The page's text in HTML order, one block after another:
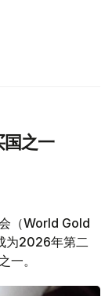
之一
（World Gold
为2026年第二
一。